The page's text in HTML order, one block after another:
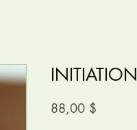
88,00 $